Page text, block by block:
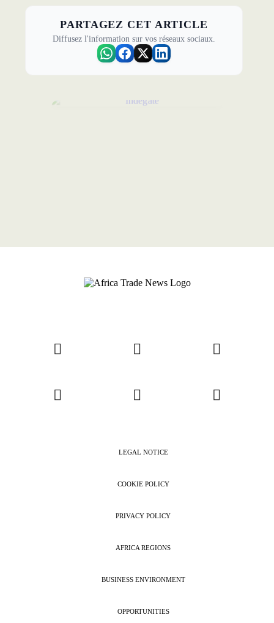
PARTAGEZ CET ARTICLE
Diffusez l'information sur vos réseaux sociaux.
LEGAL NOTICE
COOKIE POLICY
PRIVACY POLICY
AFRICA REGIONS
BUSINESS ENVIRONMENT
OPPORTUNITIES